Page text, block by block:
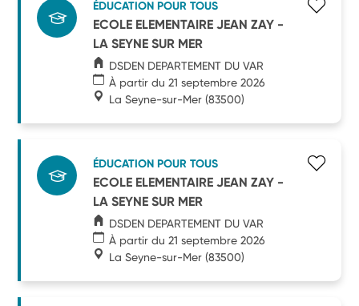
ÉDUCATION POUR TOUS
ECOLE ELEMENTAIRE JEAN ZAY -
LA SEYNE SUR MER
DSDEN DEPARTEMENT DU VAR
À partir du 21 septembre 2026
La Seyne-sur-Mer (83500)
ÉDUCATION POUR TOUS
ECOLE ELEMENTAIRE JEAN ZAY -
LA SEYNE SUR MER
DSDEN DEPARTEMENT DU VAR
À partir du 21 septembre 2026
La Seyne-sur-Mer (83500)